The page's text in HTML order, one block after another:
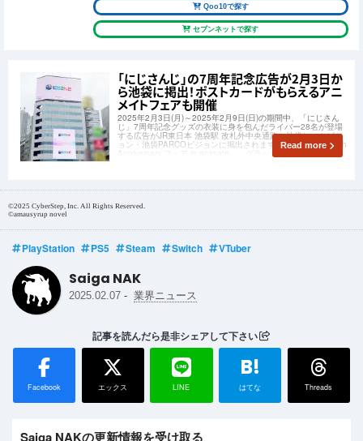
Qoo10で探す
セブンネットで探す
「にじさんじ」の7周年記念広告が2月3日か
ら池袋に掲出！ポストカードがもらえるアニ
メイトフェアも開催
2025年2月3日(月)～2025年2月9日(日)の期間中、「にじさん
じ」7周年記念グッズの衣装に身を包んだライバー28名が登場
する広告がJR東日本 池袋駅 改札外中央通路・池袋ヒットビジ
ョン・池袋PARCOビジョンに掲出されます。「にじさんじ 7th
Anniversary フェア in animate」、グラッテコ
Read more
©2025 CyberStep, Inc. All Rights Reserved.
©amausyrup novel
PlayStation PS5 Steam Switch VTuber
Saiga NAK
2025.02.07 - 業界ニュース
記事を読んだら是非シェアして下さい
Facebook エックス LINE
B!
はてな Threads
Saiga NAKの更新情報を受け取る